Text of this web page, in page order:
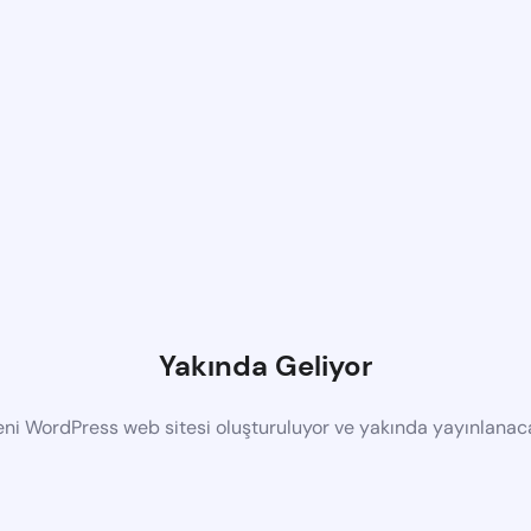
Yakında Geliyor
WordPress web sitesi oluşturuluyor ve yakında